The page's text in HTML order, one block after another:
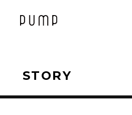
STORY